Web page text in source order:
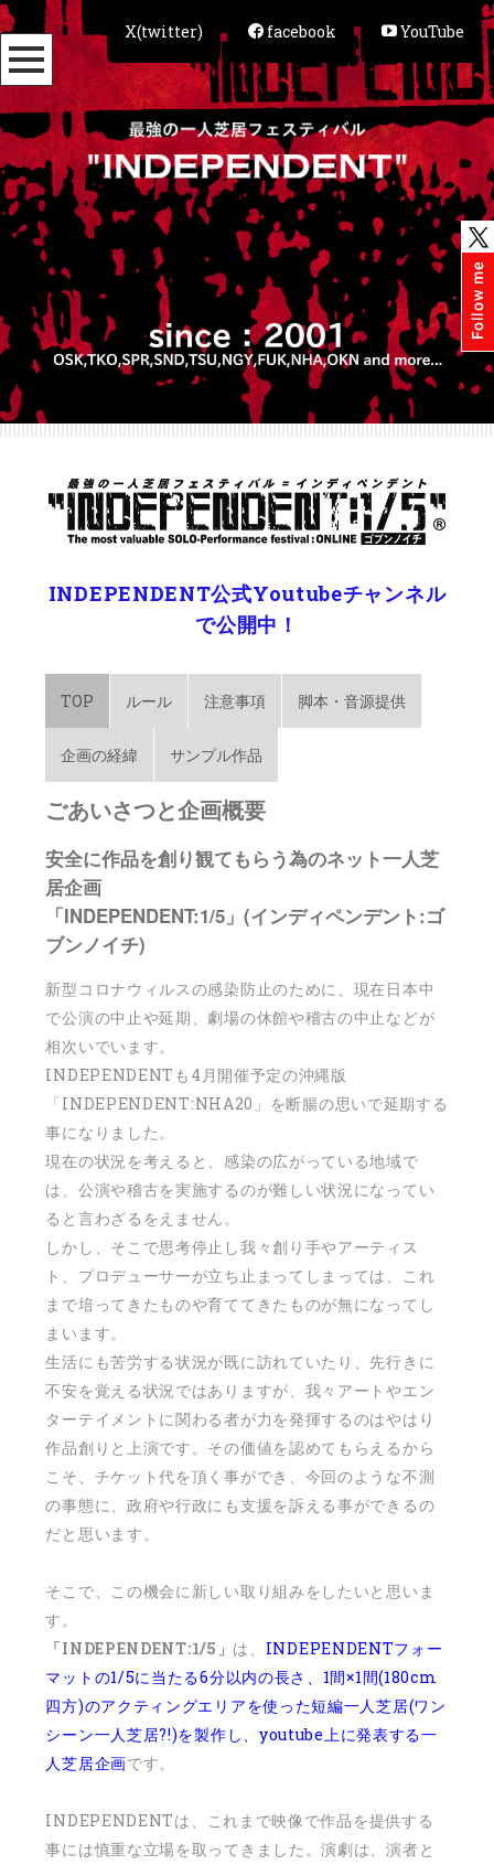
X(twitter) facebook YouTube
INDEPENDENT公式Youtubeチャンネル
で公開中！
TOP ルール 注意事項 脚本・音源提供
企画の経緯 サンプル作品
ごあいさつと企画概要
安全に作品を創り観てもらう為のネット一人芝
居企画
「INDEPENDENT:1/5 」(インディペンデント:ゴ
ブンノイチ)
新型コロナウィルスの感染防止のために、現在日本中
で公演の中止や延期、劇場の休館や稽古の中止などが
相次いでいます。
INDEPENDENTも 4 月開催予定の沖縄版
「INDEPENDENT:NHA20 」を断腸の思いで延期する
事になりました。
現在の状況を考えると、感染の広がっている地域で
は、公演や稽古を実施するのが難しい状況になってい
ると言わざるをえません。
しかし、そこで思考停止し我々創り手やアーティス
ト、プロデューサーが立ち止まってしまっては、これ
まで培ってきたものや育ててきたものが無になってし
まいます。
生活にも苦労する状況が既に訪れていたり、先行きに
不安を覚える状況ではありますが、我々アートやエン
ターテイメントに関わる者が力を発揮するのはやはり
作品創りと上演です。その価値を認めてもらえるから
こそ、チケット代を頂く事ができ、今回のような不測
の事態に、政府や行政にも支援を訴える事ができるの
だと思います。
そこで、この機会に新しい取り組みをしたいと思いま
す。
「INDEPENDENT:1/5」 は、 INDEPENDENTフォー
マットの1/5に当たる6分以内の長さ、1間×1間(180cm
四方)のアクティングエリアを使った短編一人芝居(ワン
シーン一人芝居?!)を製作し、youtube上に発表する一
人芝居企画です。
INDEPENDENTは、これまで映像で作品を提供する
事には慎重な立場を取ってきました。演劇は、演者と